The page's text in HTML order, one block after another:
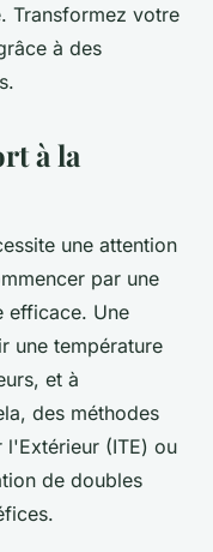
Transformez votre
à des
à la
une attention
par une
efficace. Une
une température
et à
des méthodes
(ITE) ou
de doubles